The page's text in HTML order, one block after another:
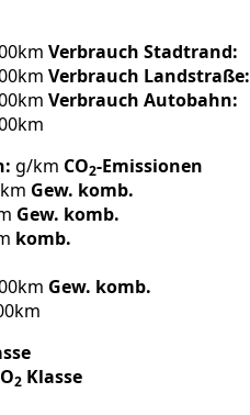
Verbrauch Stadtrand:
Verbrauch Landstraße:
Verbrauch Autobahn:
g/km CO2-Emissionen
Gew. komb.
Gew. komb.
komb.
Gew. komb.
2 Klasse